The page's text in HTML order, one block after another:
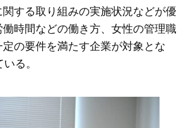
する取り組みの実施状況などが優
時間などの働き方、女性の管理職
の要件を満たす企業が対象とな
る。